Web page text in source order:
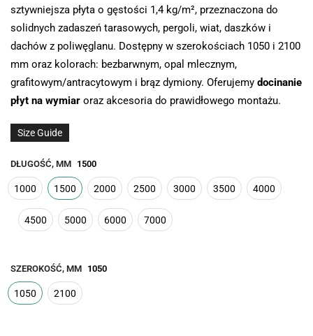
sztywniejsza płyta o gęstości 1,4 kg/m², przeznaczona do
solidnych zadaszeń tarasowych, pergoli, wiat, daszków i
dachów z poliwęglanu. Dostępny w szerokościach 1050 i 2100
mm oraz kolorach: bezbarwnym, opal mlecznym,
grafitowym/antracytowym i brąz dymiony. Oferujemy docinanie
płyt na wymiar oraz akcesoria do prawidłowego montażu.
Size Guide
DŁUGOŚĆ, MM 1500
1000 1500 2000 2500 3000 3500 4000
4500 5000 6000 7000
SZEROKOŚĆ, MM 1050
1050 2100